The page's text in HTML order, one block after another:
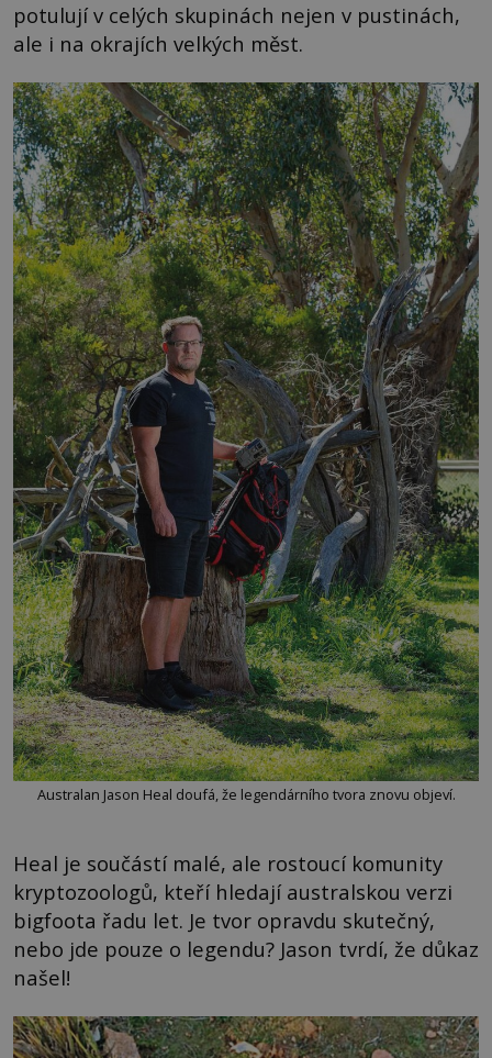
potulují v celých skupinách nejen v pustinách,
ale i na okrajích velkých měst.
Australan Jason Heal doufá, že legendárního tvora znovu objeví.
Heal je součástí malé, ale rostoucí komunity
kryptozoologů, kteří hledají australskou verzi
bigfoota řadu let. Je tvor opravdu skutečný,
nebo jde pouze o legendu? Jason tvrdí, že důkaz
našel!